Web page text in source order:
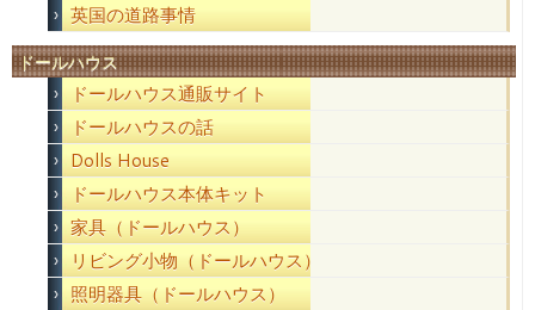
英国の道路事情
ドールハウス
ドールハウス通販サイト
ドールハウスの話
Dolls House
ドールハウス本体キット
家具（ドールハウス）
リビング小物（ドールハウス）
照明器具（ドールハウス）